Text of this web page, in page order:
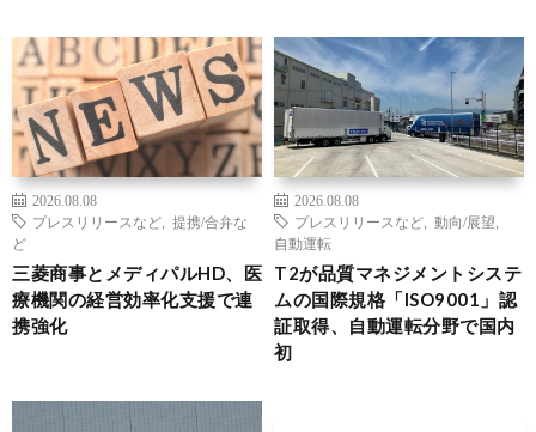
2026.08.08
プレスリリースなど
提携/合弁な
ど
三菱商事とメディパルHD、医
療機関の経営効率化支援で連
携強化
2026.08.08
プレスリリースなど
動向/展望
自動運転
T2が品質マネジメントシステ
ムの国際規格「ISO9001」認
証取得、自動運転分野で国内
初